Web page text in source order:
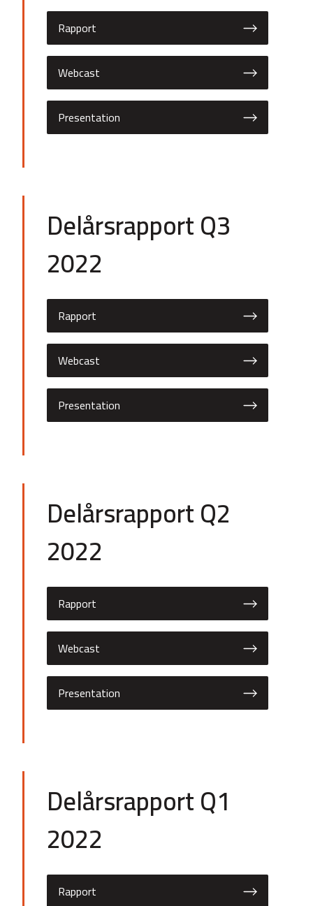
Rapport
Webcast
Presentation
Delårsrapport Q3
2022
Rapport
Webcast
Presentation
Delårsrapport Q2
2022
Rapport
Webcast
Presentation
Delårsrapport Q1
2022
Rapport